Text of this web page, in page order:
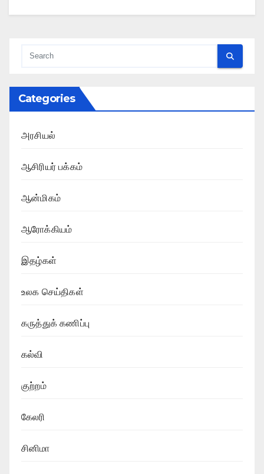
Categories
அரசியல்
ஆசிரியர் பக்கம்
ஆன்மிகம்
ஆரோக்கியம்
இதழ்கள்
உலக செய்திகள்
கருத்துக் கணிப்பு
கல்வி
குற்றம்
கேலரி
சினிமா